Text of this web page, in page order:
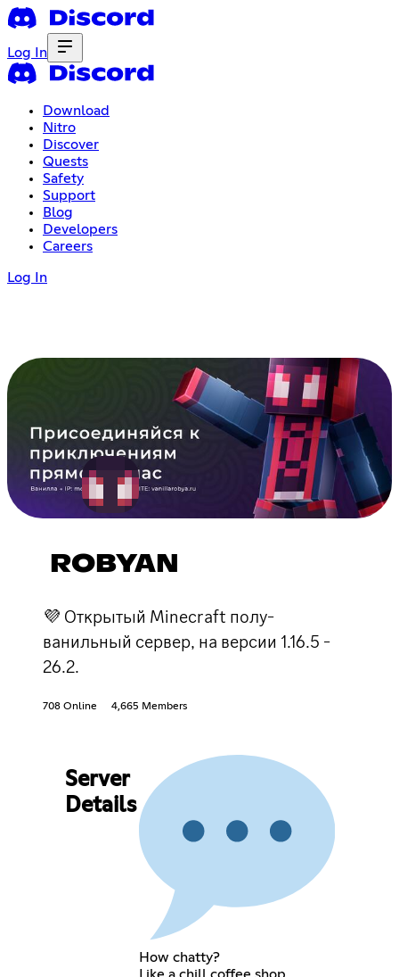
Log In
Download
Nitro
Discover
Quests
Safety
Support
Blog
Developers
Careers
Log In
ROBYAN
💜 Открытый Minecraft полу-
ванильный сервер, на версии 1.16.5 -
26.2.
708 Online 4,665 Members
Server
Details
How chatty?